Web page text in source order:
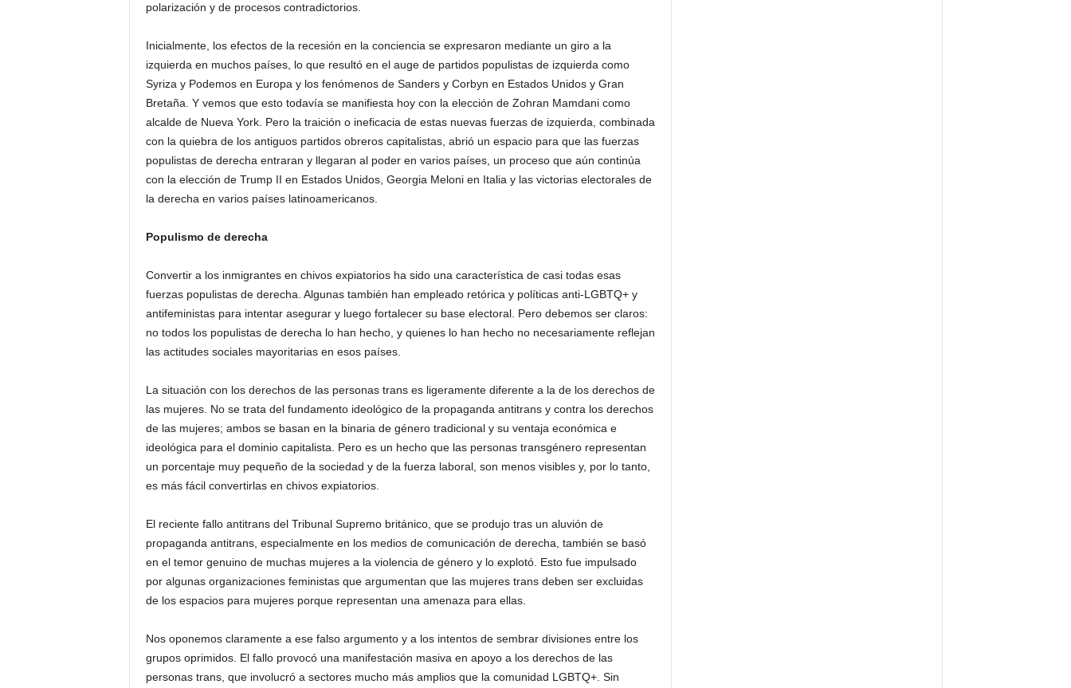
polarización y de procesos contradictorios.
Inicialmente, los efectos de la recesión en la conciencia se expresaron mediante un giro a la
izquierda en muchos países, lo que resultó en el auge de partidos populistas de izquierda como
Syriza y Podemos en Europa y los fenómenos de Sanders y Corbyn en Estados Unidos y Gran
Bretaña. Y vemos que esto todavía se manifiesta hoy con la elección de Zohran Mamdani como
alcalde de Nueva York. Pero la traición o ineficacia de estas nuevas fuerzas de izquierda, combinada
con la quiebra de los antiguos partidos obreros capitalistas, abrió un espacio para que las fuerzas
populistas de derecha entraran y llegaran al poder en varios países, un proceso que aún continúa
con la elección de Trump II en Estados Unidos, Georgia Meloni en Italia y las victorias electorales de
la derecha en varios países latinoamericanos.
Populismo de derecha
Convertir a los inmigrantes en chivos expiatorios ha sido una característica de casi todas esas
fuerzas populistas de derecha. Algunas también han empleado retórica y políticas anti-LGBTQ+ y
antifeministas para intentar asegurar y luego fortalecer su base electoral. Pero debemos ser claros:
no todos los populistas de derecha lo han hecho, y quienes lo han hecho no necesariamente reflejan
las actitudes sociales mayoritarias en esos países.
La situación con los derechos de las personas trans es ligeramente diferente a la de los derechos de
las mujeres. No se trata del fundamento ideológico de la propaganda antitrans y contra los derechos
de las mujeres; ambos se basan en la binaria de género tradicional y su ventaja económica e
ideológica para el dominio capitalista. Pero es un hecho que las personas transgénero representan
un porcentaje muy pequeño de la sociedad y de la fuerza laboral, son menos visibles y, por lo tanto,
es más fácil convertirlas en chivos expiatorios.
El reciente fallo antitrans del Tribunal Supremo británico, que se produjo tras un aluvión de
propaganda antitrans, especialmente en los medios de comunicación de derecha, también se basó
en el temor genuino de muchas mujeres a la violencia de género y lo explotó. Esto fue impulsado
por algunas organizaciones feministas que argumentan que las mujeres trans deben ser excluidas
de los espacios para mujeres porque representan una amenaza para ellas.
Nos oponemos claramente a ese falso argumento y a los intentos de sembrar divisiones entre los
grupos oprimidos. El fallo provocó una manifestación masiva en apoyo a los derechos de las
personas trans, que involucró a sectores mucho más amplios que la comunidad LGBTQ+. Sin